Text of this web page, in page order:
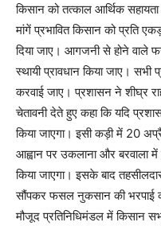
किसान को तत्काल आर्थिक
मांगें प्रभावित किसान को
दिया जाए। आगजनी से होने
स्थायी प्रावधान किया जाए। सभी
करवाई जाए। प्रशासन ने शीघ्र
चेतावनी देते हुए कहा कि यदि
किया जाएगा। इसी कड़ी में 20
आह्वान पर उकलाना और बरवाला में
किया जाएगा। इसके बाद
सौंपकर फसल नुकसान की भरपाई
मौजूद प्रतिनिधिमंडल में किसान